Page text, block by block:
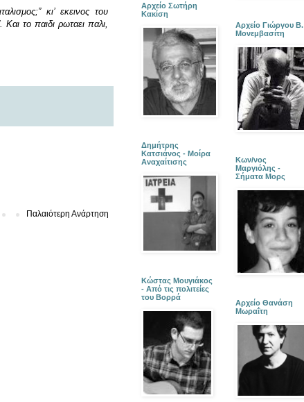
κι’ εκεινος του
το παιδι ρωταει παλι,
Παλαιότερη Ανάρτηση
Αρχείο Σωτήρη
Κακίση
Δημήτρης
Κατσιάνος - Μοίρα
Αναχαίτισης
Κώστας Μουγιάκος
- Από τις πολιτείες
του Βορρά
Αρχείο Γιώργου Β.
Μονεμβασίτη
Κων/νος
Μαργιόλης -
Σήματα Μορς
Αρχείο Θανάση
Μωραΐτη